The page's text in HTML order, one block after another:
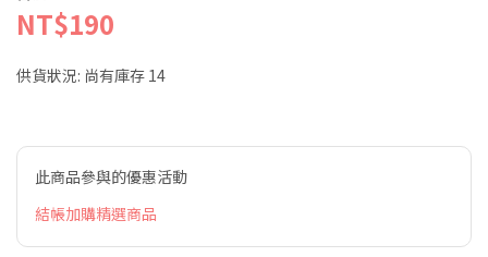
NT$190
供貨狀況: 尚有庫存 14
此商品參與的優惠活動
結帳加購精選商品